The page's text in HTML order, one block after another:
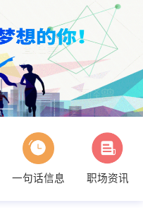
一句话信息
职场资讯